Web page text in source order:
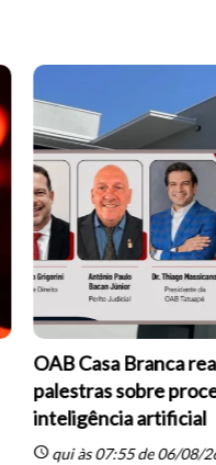
OAB Casa Branca
palestras sobre
inteligência artificial
schedulequi às 07:55 de 06/08/